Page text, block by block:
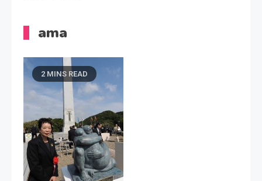
ama
2 MINS READ